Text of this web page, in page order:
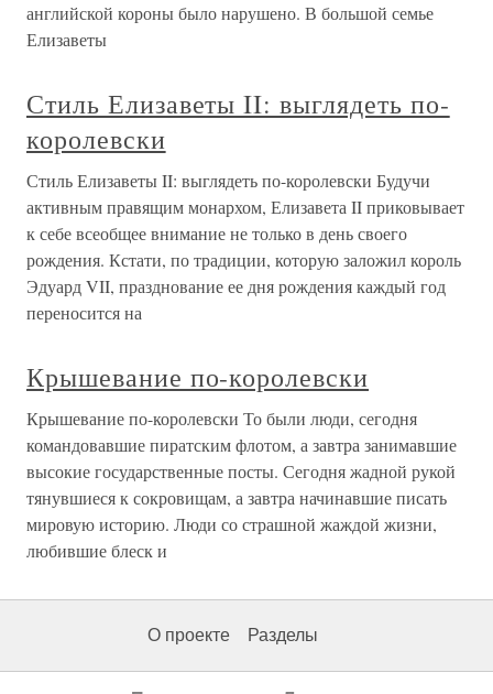
английской короны было нарушено. В большой семье
Елизаветы
Стиль Елизаветы II: выглядеть по-
королевски
Стиль Елизаветы II: выглядеть по-королевски Будучи
активным правящим монархом, Елизавета II приковывает
к себе всеобщее внимание не только в день своего
рождения. Кстати, по традиции, которую заложил король
Эдуард VII, празднование ее дня рождения каждый год
переносится на
Крышевание по-королевски
Крышевание по-королевски То были люди, сегодня
командовавшие пиратским флотом, а завтра занимавшие
высокие государственные посты. Сегодня жадной рукой
тянувшиеся к сокровищам, а завтра начинавшие писать
мировую историю. Люди со страшной жаждой жизни,
любившие блеск и
О проекте Разделы